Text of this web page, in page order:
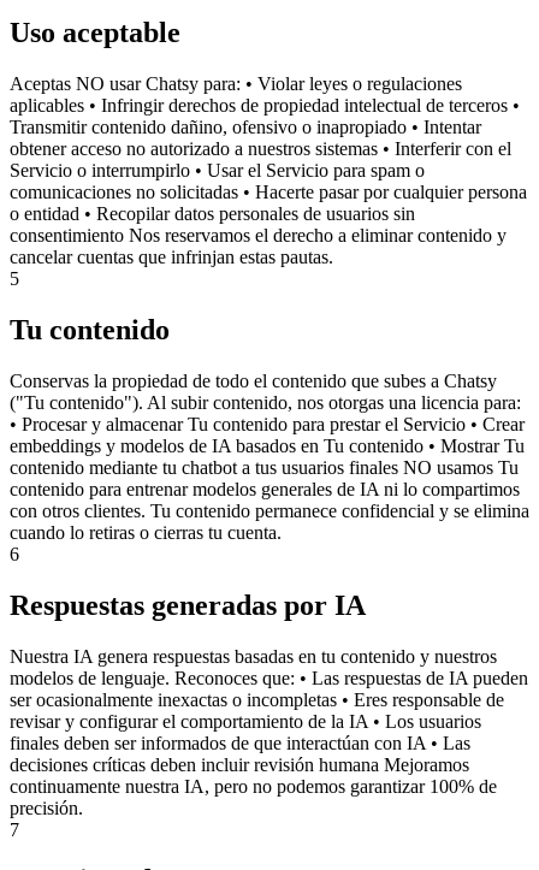
Uso aceptable
Aceptas NO usar Chatsy para: • Violar leyes o regulaciones
aplicables • Infringir derechos de propiedad intelectual de terceros •
Transmitir contenido dañino, ofensivo o inapropiado • Intentar
obtener acceso no autorizado a nuestros sistemas • Interferir con el
Servicio o interrumpirlo • Usar el Servicio para spam o
comunicaciones no solicitadas • Hacerte pasar por cualquier persona
o entidad • Recopilar datos personales de usuarios sin
consentimiento Nos reservamos el derecho a eliminar contenido y
cancelar cuentas que infrinjan estas pautas.
5
Tu contenido
Conservas la propiedad de todo el contenido que subes a Chatsy
("Tu contenido"). Al subir contenido, nos otorgas una licencia para:
• Procesar y almacenar Tu contenido para prestar el Servicio • Crear
embeddings y modelos de IA basados en Tu contenido • Mostrar Tu
contenido mediante tu chatbot a tus usuarios finales NO usamos Tu
contenido para entrenar modelos generales de IA ni lo compartimos
con otros clientes. Tu contenido permanece confidencial y se elimina
cuando lo retiras o cierras tu cuenta.
6
Respuestas generadas por IA
Nuestra IA genera respuestas basadas en tu contenido y nuestros
modelos de lenguaje. Reconoces que: • Las respuestas de IA pueden
ser ocasionalmente inexactas o incompletas • Eres responsable de
revisar y configurar el comportamiento de la IA • Los usuarios
finales deben ser informados de que interactúan con IA • Las
decisiones críticas deben incluir revisión humana Mejoramos
continuamente nuestra IA, pero no podemos garantizar 100% de
precisión.
7